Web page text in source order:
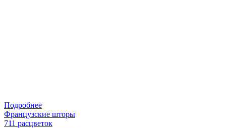
Подробнее
Французские шторы
711 расцветок